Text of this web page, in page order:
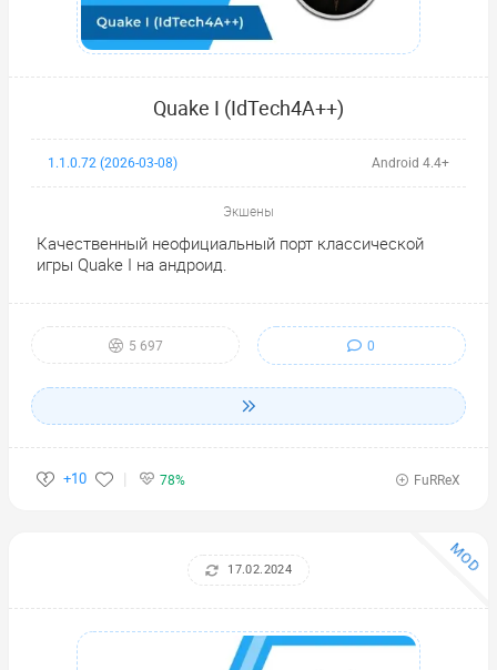
Quake I (IdTech4A++)
1.1.0.72 (2026-03-08) Android 4.4+
Экшены
Качественный неофициальный порт классической
игры Quake I на андроид.
5 697 0
+10 78% FuRReX
MOD
17.02.2024